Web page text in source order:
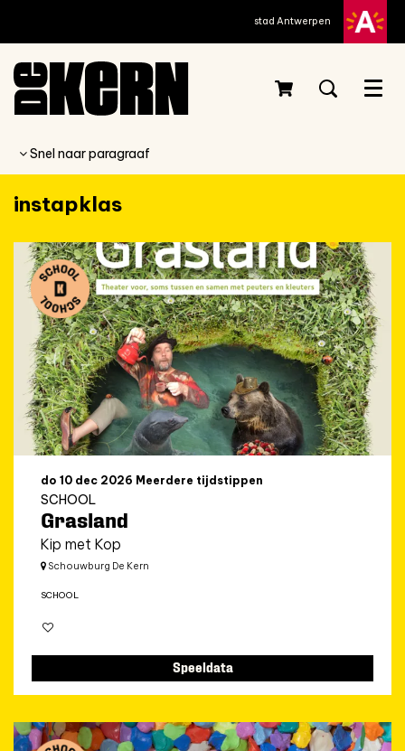
stad Antwerpen
Menu
Snel naar paragraaf
instapklas
Grasland
Kip met Kop
SCHOOL
do 10 dec 2026 Meerdere tijdstippen
Schouwburg De Kern
SCHOOL
Speeldata